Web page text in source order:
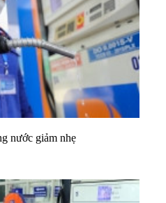
nước giảm nhẹ